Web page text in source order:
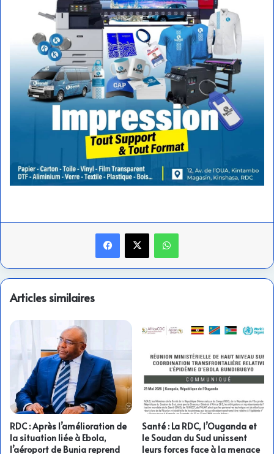
Facebook
X WhatsApp
Articles similaires
RDC : Après l’amélioration de
la situation liée à Ebola,
l’aéroport de Bunia reprend
Santé : La RDC, l’Ouganda et
le Soudan du Sud unissent
leurs forces face à la menace